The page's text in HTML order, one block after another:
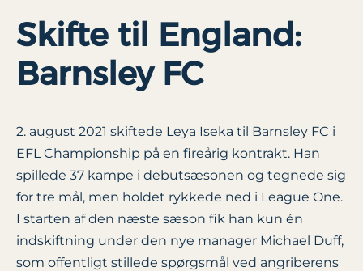
Skifte til England:
Barnsley FC
2. august 2021 skiftede Leya Iseka til Barnsley FC i
EFL Championship på en fireårig kontrakt. Han
spillede 37 kampe i debutsæsonen og tegnede sig
for tre mål, men holdet rykkede ned i League One.
I starten af den næste sæson fik han kun én
indskiftning under den nye manager Michael Duff,
som offentligt stillede spørgsmål ved angriberens